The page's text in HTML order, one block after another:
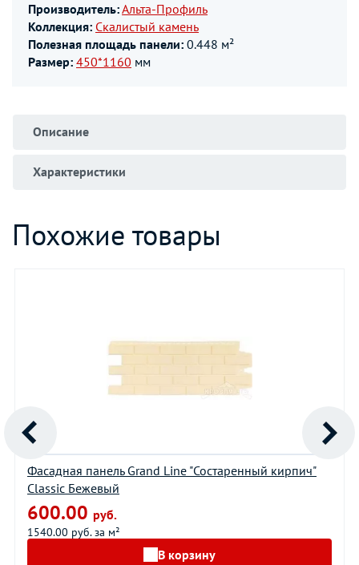
Производитель:Альта-Профиль
Коллекция: Скалистый камень
Полезная площадь панели: 0.448 м²
Размер: 450*1160 мм
Описание
Характеристики
Похожие товары
Фасадная панель Grand Line "Состаренный кирпич"
Classic Бежевый
600.00 руб.
1540.00 руб. за м²
В корзину